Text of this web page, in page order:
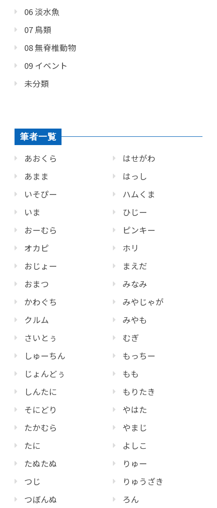
06 淡水魚
07 鳥類
08 無脊椎動物
09 イベント
未分類
筆者一覧
あおくら
あまま
いそぴー
いま
おーむら
オカピ
おじょー
おまつ
かわぐち
クルム
さいとぅ
しゅーちん
じょんどぅ
しんたに
そにどり
たかむら
たに
たぬたぬ
つじ
つぼんぬ
はせがわ
はっし
ハムくま
ひじー
ピンキー
ホリ
まえだ
みなみ
みやじゃが
みやも
むぎ
もっちー
もも
もりたき
やはた
やまじ
よしこ
りゅー
りゅうざき
ろん